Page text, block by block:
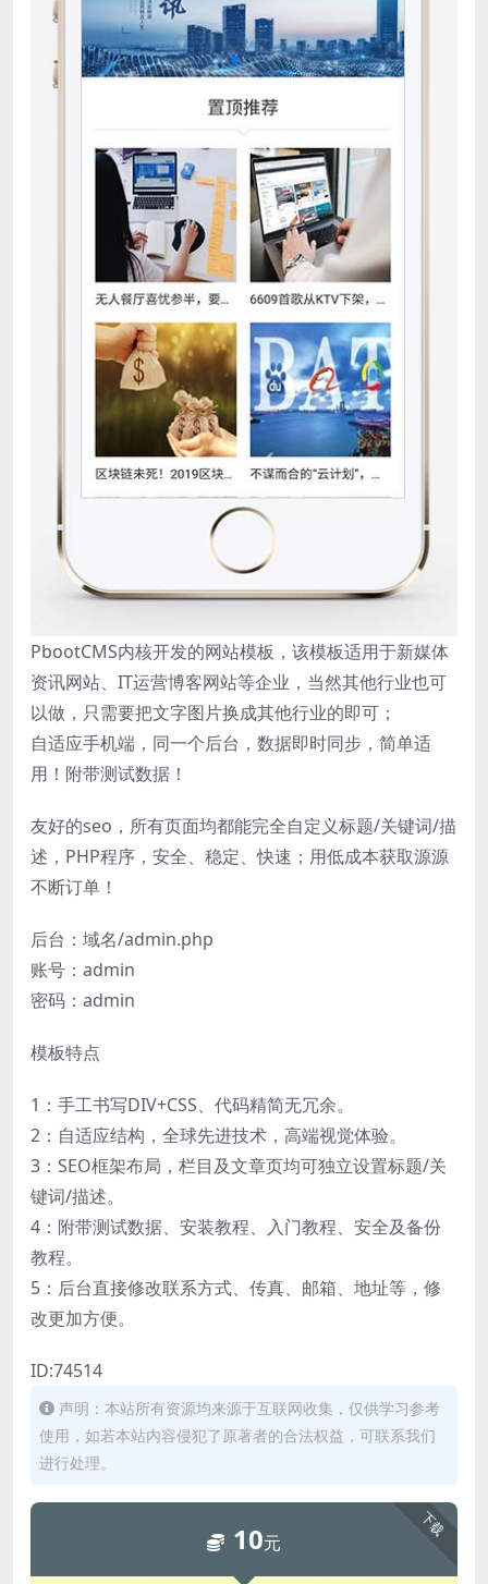
PbootCMS内核开发的网站模板，该模板适用于新媒体
资讯网站、IT运营博客网站等企业，当然其他行业也可
以做，只需要把文字图片换成其他行业的即可；
自适应手机端，同一个后台，数据即时同步，简单适
用！附带测试数据！
友好的seo，所有页面均都能完全自定义标题/关键词/描
述，PHP程序，安全、稳定、快速；用低成本获取源源
不断订单！
后台：域名/admin.php
账号：admin
密码：admin
模板特点
1：手工书写DIV+CSS、代码精简无冗余。
2：自适应结构，全球先进技术，高端视觉体验。
3：SEO框架布局，栏目及文章页均可独立设置标题/关
键词/描述。
4：附带测试数据、安装教程、入门教程、安全及备份
教程。
5：后台直接修改联系方式、传真、邮箱、地址等，修
改更加方便。
ID:74514
声明：本站所有资源均来源于互联网收集，仅供学习参考
使用，如若本站内容侵犯了原著者的合法权益，可联系我们
进行处理。
下载
10元